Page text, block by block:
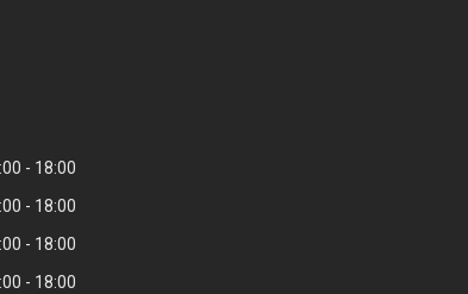
18:00
18:00
18:00
18:00